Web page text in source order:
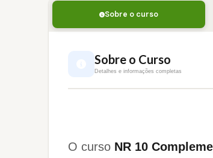
Sobre o curso
Sobre o Curso
Detalhes e informações completas
O curso NR 10